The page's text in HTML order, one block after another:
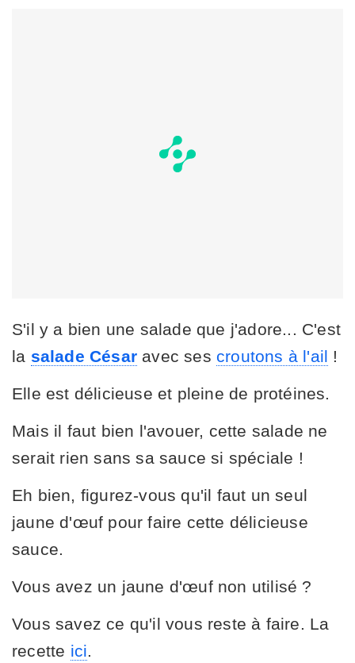
S'il y a bien une salade que j'adore... C'est
la salade César avec ses croutons à l'ail !
Elle est délicieuse et pleine de protéines.
Mais il faut bien l'avouer, cette salade ne
serait rien sans sa sauce si spéciale !
Eh bien, figurez-vous qu'il faut un seul
jaune d'œuf pour faire cette délicieuse
sauce.
Vous avez un jaune d'œuf non utilisé ?
Vous savez ce qu'il vous reste à faire. La
recette ici.